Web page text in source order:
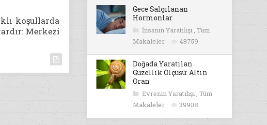
koşullarda
Merkezi
Gece Salgılanan
Hormonlar
İnsanın Yaratılışı , Tüm
Makaleler
48759
Doğada Yaratılan
Güzellik Ölçüsü: Altın
Oran
Evrenin Yaratılışı , Tüm
Makaleler
39908